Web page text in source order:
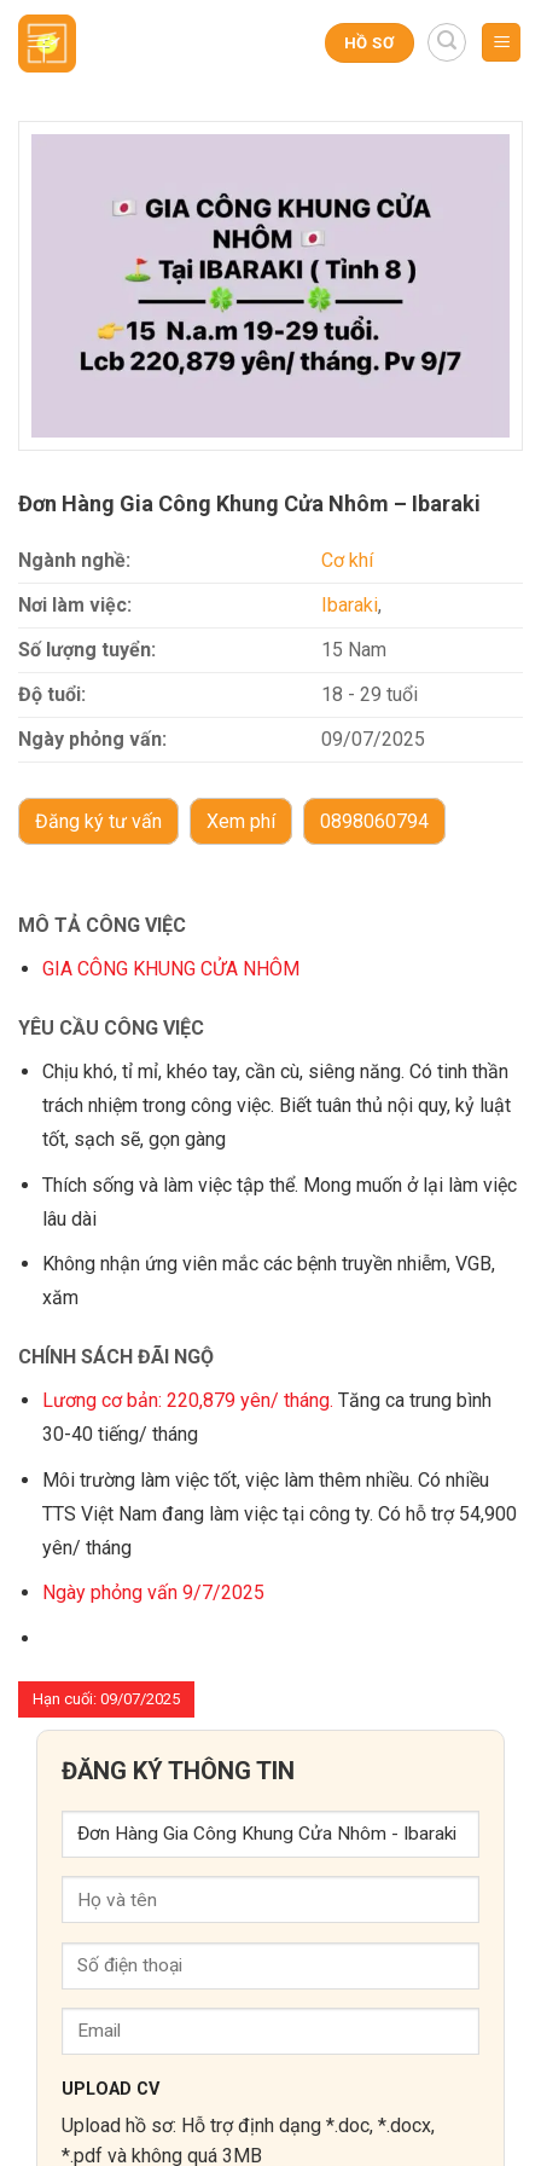
Skip
content
HỒ SƠ
Đơn Hàng Gia Công Khung Cửa Nhôm – Ibaraki
Ngành nghề:
Cơ khí
Nơi làm việc:
Ibaraki,
Số lượng tuyển:
15 Nam
Độ tuổi:
18 - 29 tuổi
Ngày phỏng vấn:
09/07/2025
Đăng ký tư vấn Xem phí 0898060794
MÔ TẢ CÔNG VIỆC
GIA CÔNG KHUNG CỬA NHÔM
YÊU CẦU CÔNG VIỆC
Chịu khó, tỉ mỉ, khéo tay, cần cù, siêng năng. Có tinh thần
trách nhiệm trong công việc. Biết tuân thủ nội quy, kỷ luật
tốt, sạch sẽ, gọn gàng
Thích sống và làm việc tập thể. Mong muốn ở lại làm việc
lâu dài
Không nhận ứng viên mắc các bệnh truyền nhiễm, VGB,
xăm
CHÍNH SÁCH ĐÃI NGỘ
Lương cơ bản: 220,879 yên/ tháng. Tăng ca trung bình
30-40 tiếng/ tháng
Môi trường làm việc tốt, việc làm thêm nhiều. Có nhiều
TTS Việt Nam đang làm việc tại công ty. Có hỗ trợ 54,900
yên/ tháng
Ngày phỏng vấn 9/7/2025
Hạn cuối: 09/07/2025
ĐĂNG KÝ THÔNG TIN
UPLOAD CV
Upload hồ sơ: Hỗ trợ định dạng *.doc, *.docx,
*.pdf và không quá 3MB